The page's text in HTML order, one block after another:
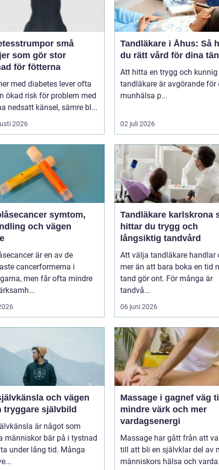
små
som gör stor
för fötterna
med diabetes lever ofta
ökad risk för problem med
fötterna nedsatt känsel, sämre bl...
2026
Tandläkare i Åhus: Så
du rätt vård för dina
Att hitta en trygg och kunnig
tandläkare är avgörande för
munhälsa p...
02 juli 2026
symtom,
och vägen
är en av de
cancerformerna i
men får ofta mindre
Tandläkare karlskrona så
hittar du trygg och
långsiktig tandvård
Att välja tandläkare handlar
mer än att bara boka en tid
tand gör ont. För många är
tandvå...
06 juni 2026
och vägen
tryggare självbild
är något som
människor bär på i tystnad
under lång tid. Många
Massage i gagnef väg till
mindre värk och mer
vardagsenergi
Massage har gått från att
till att bli en självklar del av
människors hälsa och